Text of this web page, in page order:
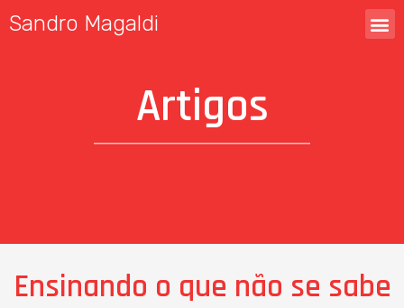
Sandro Magaldi
Artigos
Ensinando o que não se sabe